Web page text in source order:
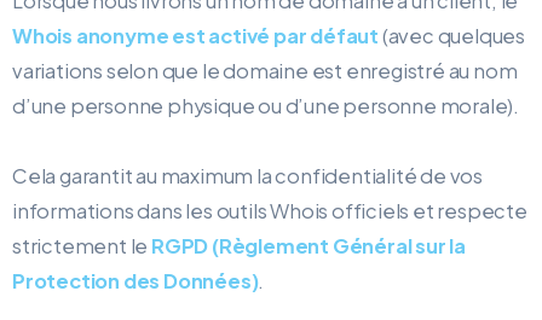
Whois anonyme est activé par défaut(avec quelques
variations selon que le domaine est enregistré au nom
d’une personne physique ou d’une personne morale).
Cela garantit au maximum la confidentialité de vos
informations dans les outils Whois officiels et respecte
strictement le RGPD (Règlement Général sur la
Protection des Données).